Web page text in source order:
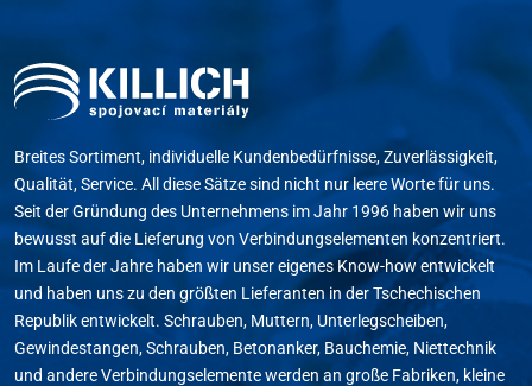
Breites Sortiment, individuelle Kundenbedürfnisse, Zuverlässigkeit,
Qualität, Service. All diese Sätze sind nicht nur leere Worte für uns.
Seit der Gründung des Unternehmens im Jahr 1996 haben wir uns
bewusst auf die Lieferung von Verbindungselementen konzentriert.
Im Laufe der Jahre haben wir unser eigenes Know-how entwickelt
und haben uns zu den größten Lieferanten in der Tschechischen
Republik entwickelt. Schrauben, Muttern, Unterlegscheiben,
Gewindestangen, Schrauben, Betonanker, Bauchemie, Niettechnik
und andere Verbindungselemente werden an große Fabriken, kleine